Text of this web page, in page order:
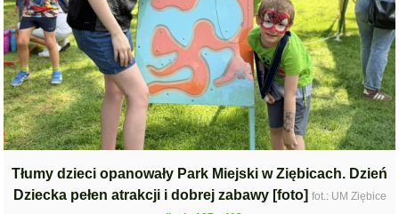
Tłumy dzieci opanowały Park Miejski w Ziębicach. Dzień
Dziecka pełen atrakcji i dobrej zabawy [foto] fot.: UM Ziębice